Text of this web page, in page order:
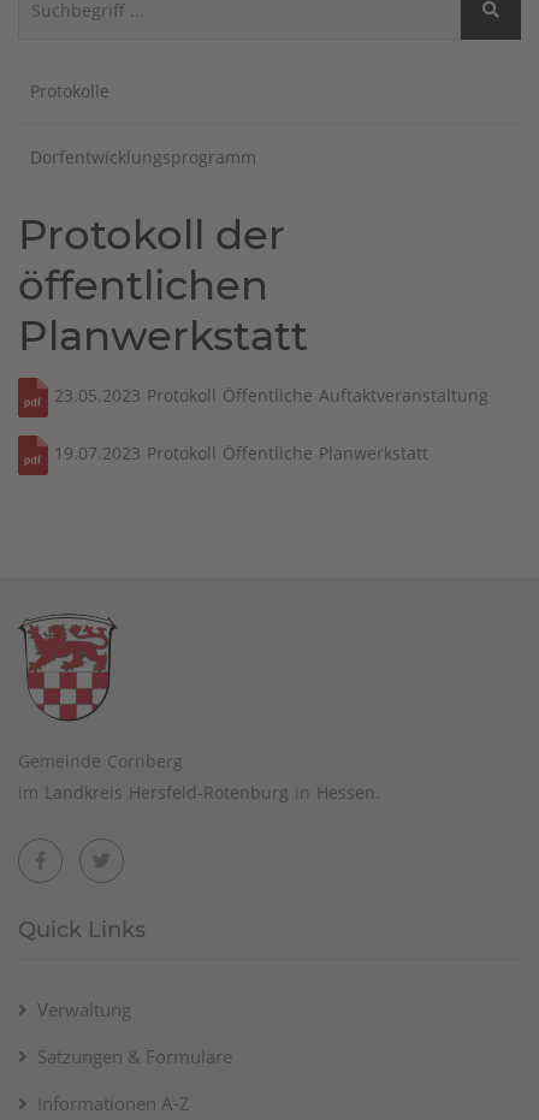
Protokolle
Dorfentwicklungsprogramm
Protokoll der
öffentlichen
Planwerkstatt
23.05.2023 Protokoll Öffentliche Auftaktveranstaltung
19.07.2023 Protokoll Öffentliche Planwerkstatt
Gemeinde Cornberg
im Landkreis Hersfeld-Rotenburg in Hessen.
Quick Links
Verwaltung
Satzungen & Formulare
Informationen A-Z